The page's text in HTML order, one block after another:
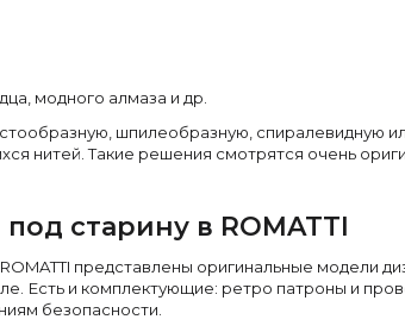
модного алмаза и др.
шпилеобразную, спиралевидную
нитей. Такие решения смотрятся очень
старину в ROMATTI
представлены оригинальные модели
Есть и комплектующие: ретро патроны и
безопасности.